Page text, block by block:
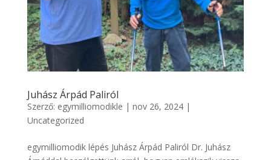
Juhász Árpád Paliról
Szerző: egymilliomodikle | nov 26, 2024|
Uncategorized
egymilliomodik lépés Juhász Árpád Paliról Dr. Juhász